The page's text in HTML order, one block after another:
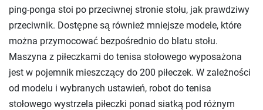
ping-ponga stoi po przeciwnej stronie stołu, jak prawdziwy
przeciwnik. Dostępne są również mniejsze modele, które
można przymocować bezpośrednio do blatu stołu.
Maszyna z piłeczkami do tenisa stołowego wyposażona
jest w pojemnik mieszczący do 200 piłeczek. W zależności
od modelu i wybranych ustawień, robot do tenisa
stołowego wystrzela piłeczki ponad siatką pod różnym